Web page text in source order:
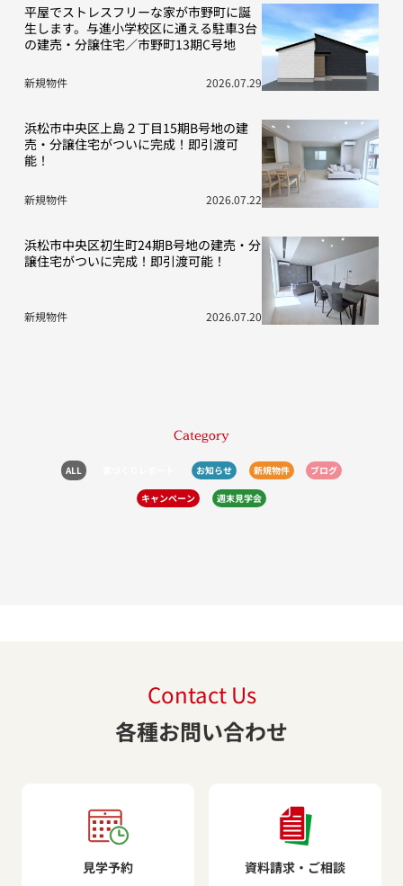
平屋でストレスフリーな家が市野町に誕
生します。与進小学校区に通える駐車3台
の建売・分譲住宅／市野町13期C号地
新規物件 2026.07.29
浜松市中央区上島２丁目15期B号地の建
売・分譲住宅がついに完成！即引渡可
能！
新規物件 2026.07.22
浜松市中央区初生町24期B号地の建売・分
譲住宅がついに完成！即引渡可能！
新規物件 2026.07.20
Category
ALL お知らせ 新規物件 ブログ
キャンペーン 週末見学会
Contact Us
各種お問い合わせ
見学予約 資料請求・ご相談